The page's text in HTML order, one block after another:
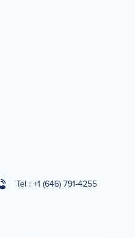
Tel : +1 (646) 791-4255